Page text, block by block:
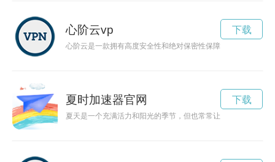
心阶云vp
心阶云是一款拥有高度安全性和绝对保密性保障的云存储应用
下载
夏时加速器官网
夏天是一个充满活力和阳光的季节，但也常常让人感受到时间
下载